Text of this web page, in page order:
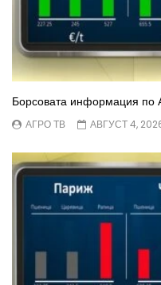
Борсовата информация по
АГРО ТВ АВГУСТ 4,